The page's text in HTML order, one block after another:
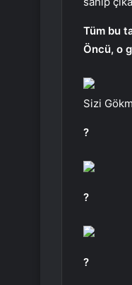
Tüm bu
Öncü, o
Sizi
?
?
?